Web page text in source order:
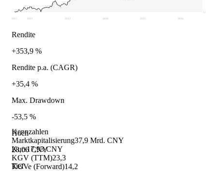
Kennzahlen
Marktkapitalisierung37,9 Mrd. CNY
Kurs17,93 CNY
KGV (TTM)23,3
KGVe (Forward)14,2
3,82
2021 2022 2023 2024 2025 2026
Rendite
+353,9 %
Rendite p.a. (CAGR)
+35,4 %
Max. Drawdown
-53,5 %
Hoch
28,06 CNY
Tief